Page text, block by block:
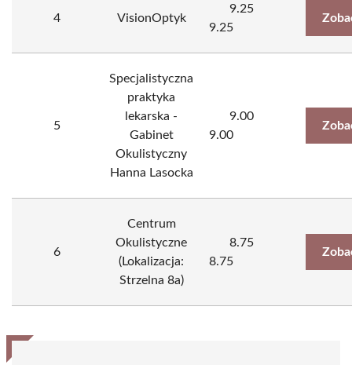
4 VisionOptyk
9.25
9.25
5
Specjalistyczna
praktyka
lekarska -
Gabinet
Okulistyczny
Hanna Lasocka
9.00
9.00
6
Centrum
Okulistyczne
(Lokalizacja:
Strzelna 8a)
8.75
8.75